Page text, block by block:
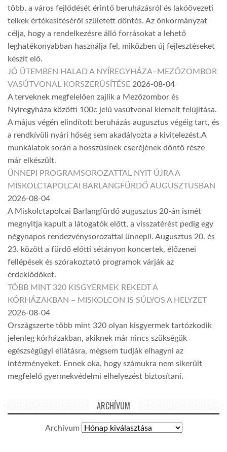
több, a város fejlődését érintő beruházásról és lakóövezeti
telkek értékesítéséről született döntés. Az önkormányzat
célja, hogy a rendelkezésre álló forrásokat a lehető
leghatékonyabban használja fel, miközben új fejlesztéseket
készít elő.
JÓ ÜTEMBEN HALAD A NYÍREGYHÁZA–MEZŐZOMBOR
VASÚTVONAL KORSZERŰSÍTÉSE 2026-08-04
A terveknek megfelelően zajlik a Mezőzombor és
Nyíregyháza közötti 100c jelű vasútvonal kiemelt felújítása.
A május végén elindított beruházás augusztus végéig tart, és
a rendkívüli nyári hőség sem akadályozta a kivitelezést.A
munkálatok során a hosszúsínek cseréjének döntő része
már elkészült.
ÜNNEPI PROGRAMSOROZATTAL NYIT ÚJRA A
MISKOLCTAPOLCAI BARLANGFÜRDŐ AUGUSZTUSBAN
2026-08-04
A Miskolctapolcai Barlangfürdő augusztus 20-án ismét
megnyitja kapuit a látogatók előtt, a visszatérést pedig egy
négynapos rendezvénysorozattal ünnepli. Augusztus 20. és
23. között a fürdő előtti sétányon koncertek, élőzenei
fellépések és szórakoztató programok várják az
érdeklődőket.
TÖBB MINT 320 KISGYERMEK REKEDT A
KÓRHÁZAKBAN – MISKOLCON IS SÚLYOS A HELYZET
2026-08-04
Országszerte több mint 320 olyan kisgyermek tartózkodik
jelenleg kórházakban, akiknek már nincs szükségük
egészségügyi ellátásra, mégsem tudják elhagyni az
intézményeket. Ennek oka, hogy számukra nem sikerült
megfelelő gyermekvédelmi elhelyezést biztosítani.
ARCHÍVUM
Archívum